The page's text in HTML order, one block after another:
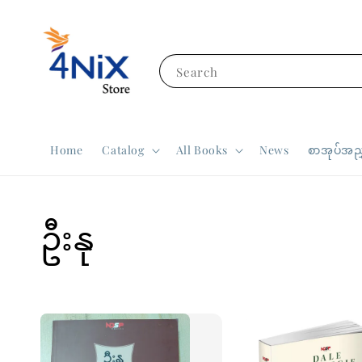
Search
Home Catalog All Books News စာအုပ်အ
ဦးနု